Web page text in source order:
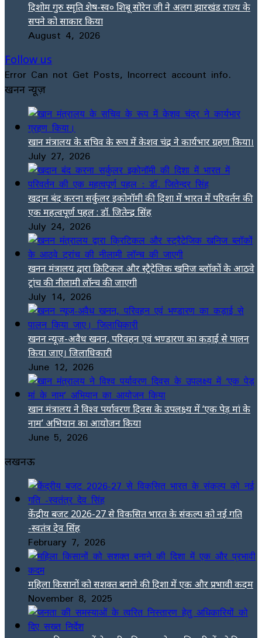
दिशोम गुरु स्मृति शेष-स्व० शिबू सोरेन जी ने अलग झारखंड राज्य के
सपने को साकार किया
August 4, 2026
Follow us
Error Can not Get Posts, Incorrect account info.
खनन न्यूज़
खान मंत्रालय के सचिव के रूप में केशव चंद्र ने कार्यभार ग्रहण किया।
July 27, 2026
खदान बंद करना सर्कुलर इकोनॉमी की दिशा में भारत में परिवर्तन की
एक महत्वपूर्ण पहल : डॉ. जितेन्द्र सिंह
July 24, 2026
खनन मंत्रालय द्वारा क्रिटिकल और स्ट्रैटेजिक खनिज ब्लॉकों के आठवे
ट्रांच की नीलामी लॉन्च की जाएगी
July 14, 2026
खनन न्यूज-अवैध खनन, परिवहन एवं भण्डारण का कड़ाई से पालन
किया जाए। जिलाधिकारी
June 12, 2026
खान मंत्रालय ने विश्व पर्यावरण दिवस के उपलक्ष्य में ‘एक पेड़ मां के
नाम’ अभियान का आयोजन किया
June 5, 2026
लखनऊ
केंद्रीय बजट 2026-27 से विकसित भारत के संकल्प को नई गति
-स्वतंत्र देव सिंह
February 7, 2026
महिला किसानों को सशक्त बनाने की दिशा में एक और प्रभावी कदम
November 8, 2025